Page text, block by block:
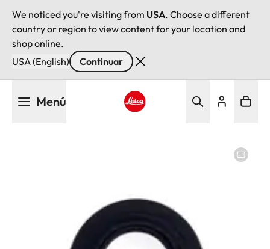
We noticed you're visiting from USA. Choose a different
country or region to view content for your location and
shop online.
USA (English)
Continuar
Menú